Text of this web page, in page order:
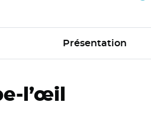
Présentation
l’œil